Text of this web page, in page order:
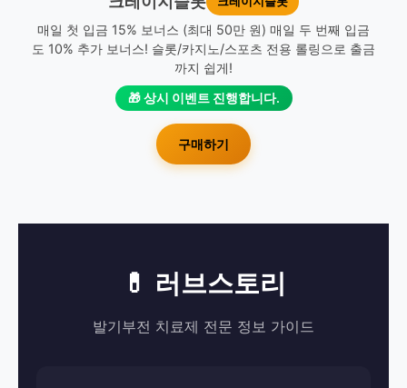
매일 첫 입금 15% 보너스 (최대 50만 원) 매일 두 번째 입금
도 10% 추가 보너스! 슬롯/카지노/스포츠 전용 롤링으로 출금
까지 쉽게!
🎁 상시 이벤트 진행합니다.
구매하기
💊 러브스토리
발기부전 치료제 전문 정보 가이드